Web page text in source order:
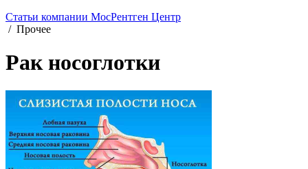
Статьи компании МосРентген Центр
/ Прочее
Рак носоглотки